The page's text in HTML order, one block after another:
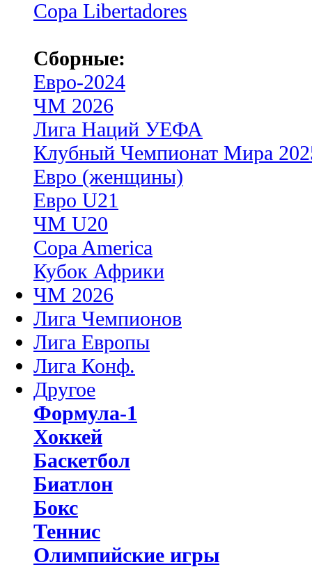
Copa Libertadores
Сборные:
Евро-2024
ЧМ 2026
Лига Наций УЕФА
Клубный Чемпионат Мира
Евро (женщины)
Евро U21
ЧМ U20
Copa America
Кубок Африки
ЧМ 2026
Лига Чемпионов
Лига Европы
Лига Конф.
Другое
Формула-1
Хоккей
Баскетбол
Биатлон
Бокс
Теннис
Олимпийские игры